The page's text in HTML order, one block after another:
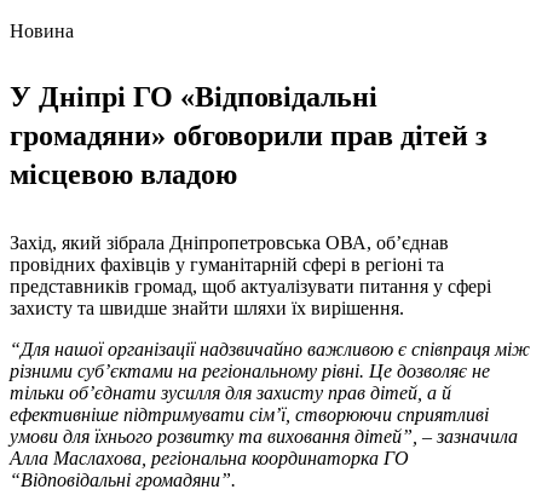
Новина
У Дніпрі ГО «Відповідальні
громадяни» обговорили прав дітей з
місцевою владою
Захід, який зібрала Дніпропетровська ОВА, об’єднав
провідних фахівців у гуманітарній сфері в регіоні та
представників громад, щоб актуалізувати питання у сфері
захисту та швидше знайти шляхи їх вирішення.
“Для нашої організації надзвичайно важливою є співпраця між
різними суб’єктами на регіональному рівні. Це дозволяє не
тільки об’єднати зусилля для захисту прав дітей, а й
ефективніше підтримувати сім’ї, створюючи сприятливі
умови для їхнього розвитку та виховання дітей”, – зазначила
Алла Маслахова, регіональна координаторка ГО
“Відповідальні громадяни”.